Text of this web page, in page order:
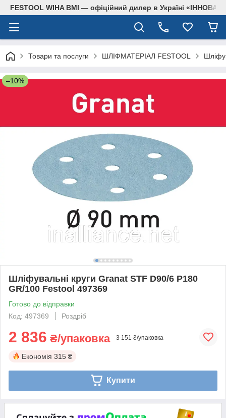
FESTOOL WIHA BMI — офіційний дилер в Україні
Товари та послуги ШЛІФМАТЕРІАЛ FESTOOL
–10%
Шліфувальні круги Granat STF D90/6 P180
GR/100 Festool 497369
Готово до відправки
Код: 497369
Роздріб
2 836 ₴/упаковка 3 151 ₴/упаковка
Економія 315 ₴
Купити